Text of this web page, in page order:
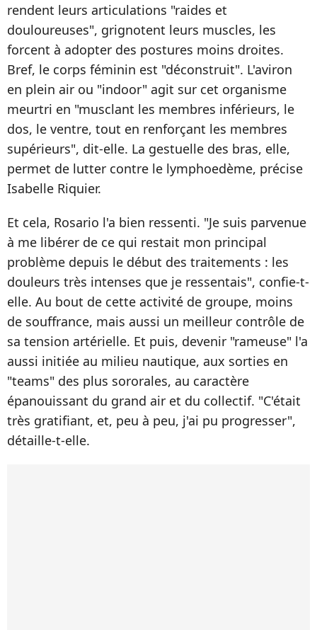
rendent leurs articulations "raides et
douloureuses", grignotent leurs muscles, les
forcent à adopter des postures moins droites.
Bref, le corps féminin est "déconstruit". L'aviron
en plein air ou "indoor" agit sur cet organisme
meurtri en "musclant les membres inférieurs, le
dos, le ventre, tout en renforçant les membres
supérieurs", dit-elle. La gestuelle des bras, elle,
permet de lutter contre le lymphoedème, précise
Isabelle Riquier.
Et cela, Rosario l'a bien ressenti. "Je suis parvenue
à me libérer de ce qui restait mon principal
problème depuis le début des traitements : les
douleurs très intenses que je ressentais", confie-t-
elle. Au bout de cette activité de groupe, moins
de souffrance, mais aussi un meilleur contrôle de
sa tension artérielle. Et puis, devenir "rameuse" l'a
aussi initiée au milieu nautique, aux sorties en
"teams" des plus sororales, au caractère
épanouissant du grand air et du collectif. "C'était
très gratifiant, et, peu à peu, j'ai pu progresser",
détaille-t-elle.